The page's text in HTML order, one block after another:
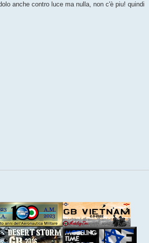
anche contro luce ma nulla, non c'è piu! quindi